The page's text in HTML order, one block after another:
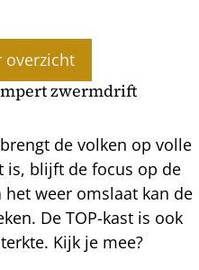
overzicht
zwermdrift
de volken op volle
is, blijft de focus op de
weer omslaat kan de
De TOP-kast is ook
Kijk je mee?